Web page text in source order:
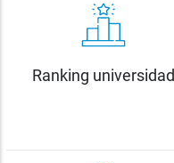
Ranking universidad